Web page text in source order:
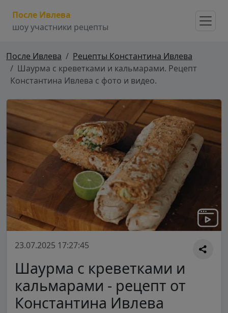
После Ивлева
шоу участники рецепты
После Ивлева
Рецепты Константина Ивлева
Шаурма с креветками и кальмарами. Рецепт
Константина Ивлева с фото и видео.
23.07.2025 17:27:45
Шаурма с креветками и
кальмарами - рецепт от
Константина Ивлева